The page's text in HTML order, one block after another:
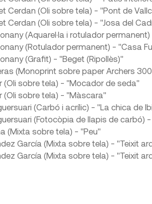
Cerdan (Oli sobre tela) - "Pont de
Cerdan (Oli sobre tela) - "Josa del
(Aquarel·la i rotulador
(Rotulador permanent) - "Casa
(Grafit) - "Beget (Ripollès)"
(Monoprint sobre paper Archers
(Oli sobre tela) - "Mocador de seda"
(Oli sobre tela) - "Màscara"
(Carbó i acrílic) - "La chica de
(Fotocòpia de llapis de carbó)
(Mixta sobre tela) - "Peu"
García (Mixta sobre tela) - "Teixit
García (Mixta sobre tela) - "Teixit